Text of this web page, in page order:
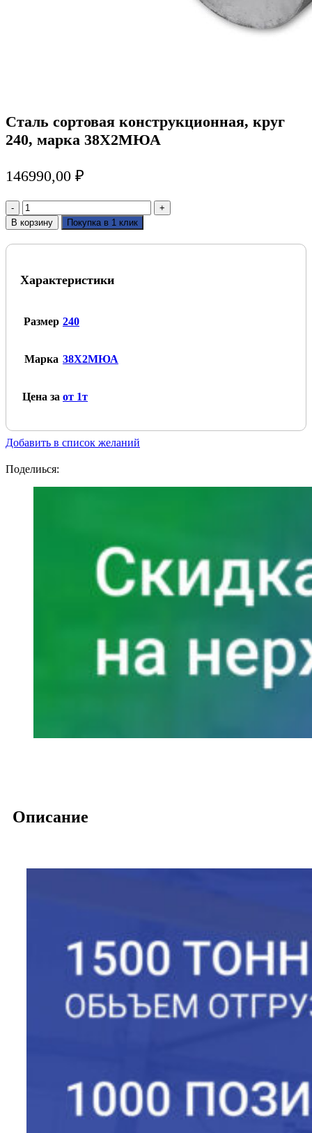
Сталь сортовая конструкционная, круг
240, марка 38Х2МЮА
146990,00 ₽
Количество
товара
Сталь
сортовая
240,
В корзину Покупка в 1 клик
Характеристики
Размер 240
Марка 38Х2МЮА
Цена за от 1т
Добавить в список желаний
Поделиься:
Описание